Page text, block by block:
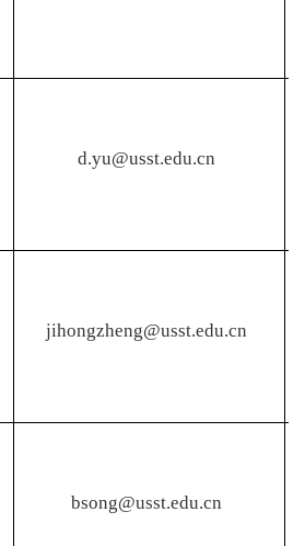
d.yu@usst.edu.cn
jihongzheng@usst.edu.cn
bsong@usst.edu.cn